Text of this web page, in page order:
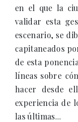
en el que la
validar esta
escenario, se
capitaneados
de esta
líneas sobre
hacer desde
experiencia de
las últimas...